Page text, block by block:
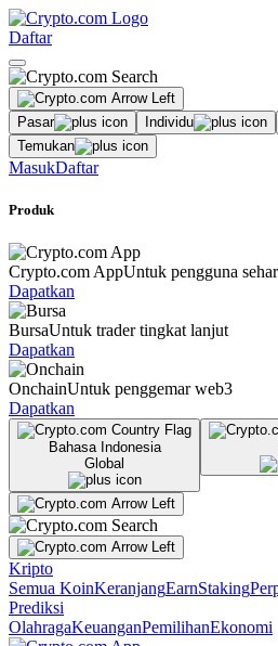
Daftar
Pasar Individu
Temukan
MasukDaftar
Produk
Crypto.com AppUntuk pengguna
Dapatkan
BursaUntuk trader tingkat lanjut
Dapatkan
OnchainUntuk penggemar web3
Dapatkan
Bahasa Indonesia
Global
Kripto
Semua KoinKeranjangEarnStaking
Prediksi
OlahragaKeuanganPemilihanEkonomi